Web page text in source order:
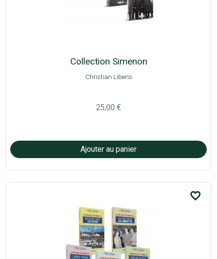
Collection Simenon
Christian Libens
25,00 €
favorite_border